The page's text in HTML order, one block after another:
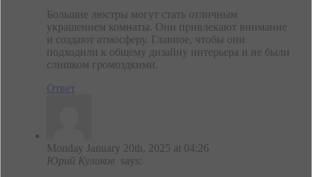
Большие люстры могут стать отличным
украшением комнаты. Они привлекают внимание
и создают атмосферу. Главное, чтобы они
подходили к общему дизайну интерьера и не были
слишком громоздкими.
Ответ
Monday January 20th, 2025 at 04:26
Юрий Куликов says: